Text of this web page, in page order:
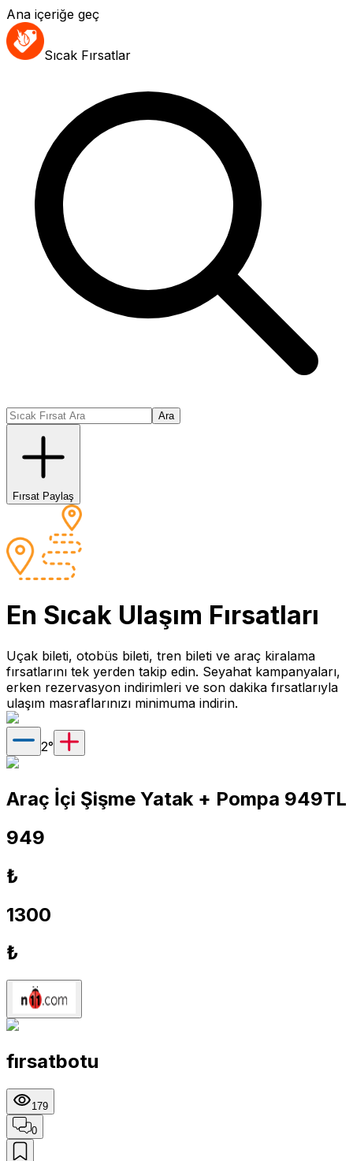
Ana içeriğe geç
Sıcak Fırsatlar
Ara
Fırsat Paylaş
En Sıcak Ulaşım Fırsatları
Uçak bileti, otobüs bileti, tren bileti ve araç kiralama
fırsatlarını tek yerden takip edin. Seyahat kampanyaları,
erken rezervasyon indirimleri ve son dakika fırsatlarıyla
ulaşım masraflarınızı minimuma indirin.
2°
Araç İçi Şişme Yatak + Pompa 949TL
949
₺
1300
₺
fırsatbotu
179
0